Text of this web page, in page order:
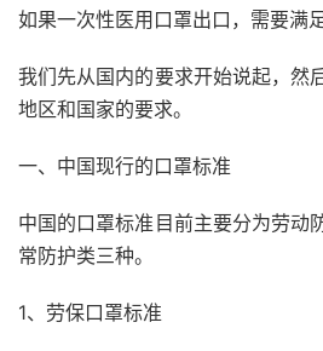
如果一次性医用口罩出口，需要满
我们先从国内的要求开始说起，然
地区和国家的要求。
一、中国现行的口罩标准
中国的口罩标准目前主要分为劳动
常防护类三种。
1、劳保口罩标准